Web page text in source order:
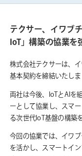
テクサー、イワブ
IoT」構築の協業を
株式会社テクサーは、
基本契約を締結いたしま
両社は今後、IoTとAIを
ーとして協業し、スマ
る次世代IoT基盤の構築
今回の協業では、イワ
を活かし、スマートイ